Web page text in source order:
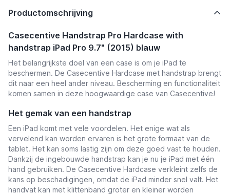
Productomschrijving
Casecentive Handstrap Pro Hardcase with
handstrap iPad Pro 9.7" (2015) blauw
Het belangrijkste doel van een case is om je iPad te
beschermen. De Casecentive Hardcase met handstrap brengt
dit naar een heel ander niveau. Bescherming en functionaliteit
komen samen in deze hoogwaardige case van Casecentive!
Het gemak van een handstrap
Een iPad komt met vele voordelen. Het enige wat als
vervelend kan worden ervaren is het grote formaat van de
tablet. Het kan soms lastig zijn om deze goed vast te houden.
Dankzij de ingebouwde handstrap kan je nu je iPad met één
hand gebruiken. De Casecentive Hardcase verkleint zelfs de
kans op beschadigingen, omdat de iPad minder snel valt. Het
handvat kan met klittenband groter en kleiner worden